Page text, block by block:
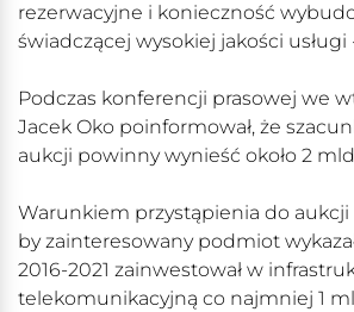
rezerwacyjne i konieczność
świadczącej wysokiej jakości usługi
Podczas konferencji prasowej we
Jacek Oko poinformował, że
aukcji powinny wynieść około 2 mld
Warunkiem przystąpienia do aukcji
by zainteresowany podmiot
2016-2021 zainwestował w
telekomunikacyjną co najmniej 1